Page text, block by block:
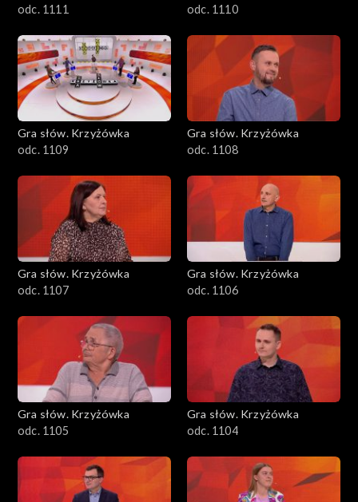
odc. 1111
odc. 1110
Gra słów. Krzyżówka
odc. 1109
Gra słów. Krzyżówka
odc. 1108
Gra słów. Krzyżówka
odc. 1107
Gra słów. Krzyżówka
odc. 1106
Gra słów. Krzyżówka
odc. 1105
Gra słów. Krzyżówka
odc. 1104